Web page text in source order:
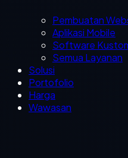
Pembuatan
Aplikasi Mobile
Software
Semua Layanan
Solusi
Portofolio
Harga
Wawasan